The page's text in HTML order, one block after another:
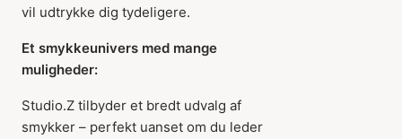
vil udtrykke dig tydeligere.
Et smykkeunivers med mange
muligheder:
Studio.Z tilbyder et bredt udvalg af
smykker – perfekt uanset om du leder